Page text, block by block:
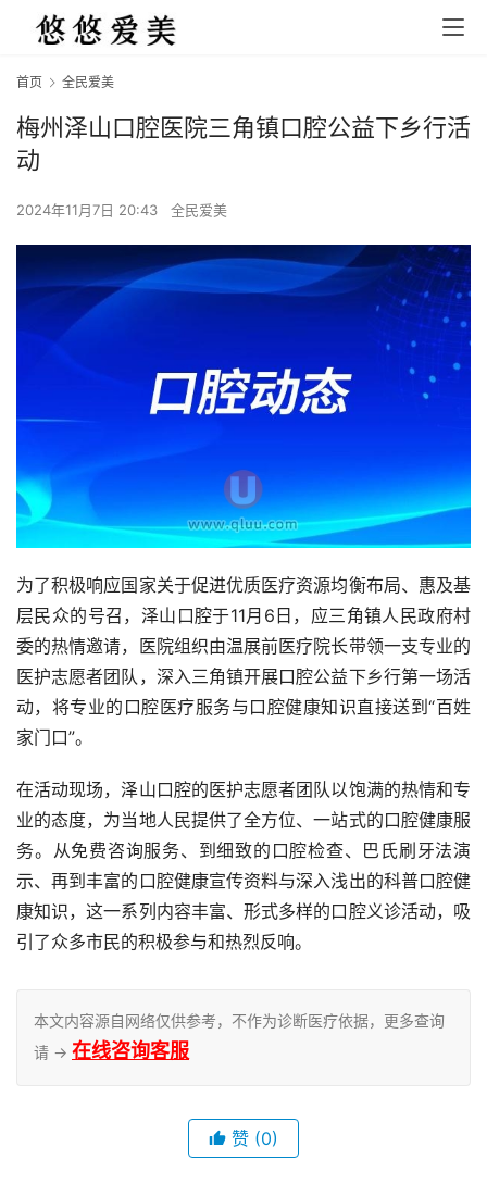
首页 全民爱美
梅州泽山口腔医院三角镇口腔公益下乡行活
动
2024年11月7日 20:43 全民爱美
为了积极响应国家关于促进优质医疗资源均衡布局、惠及基
层民众的号召，泽山口腔于11月6日，应三角镇人民政府村
委的热情邀请，医院组织由温展前医疗院长带领一支专业的
医护志愿者团队，深入三角镇开展口腔公益下乡行第一场活
动，将专业的口腔医疗服务与口腔健康知识直接送到“百姓
家门口”。
在活动现场，泽山口腔的医护志愿者团队以饱满的热情和专
业的态度，为当地人民提供了全方位、一站式的口腔健康服
务。从免费咨询服务、到细致的口腔检查、巴氏刷牙法演
示、再到丰富的口腔健康宣传资料与深入浅出的科普口腔健
康知识，这一系列内容丰富、形式多样的口腔义诊活动，吸
引了众多市民的积极参与和热烈反响。
本文内容源自网络仅供参考，不作为诊断医疗依据，更多查询
请 → 在线咨询客服
赞 (0)